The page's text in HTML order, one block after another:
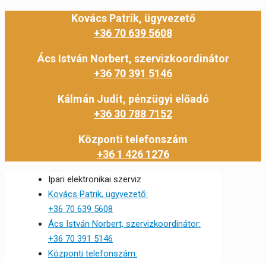
Kovács Patrik, ügyvezető
+36 70 639 5608
Ács István Norbert, szervizkoordinátor
+36 70 391 5146
Kálmán Judit, pénzügyi előadó
+36 30 788 7152
Központi telefonszám
+36 1 426 1276
Ipari elektronikai szerviz
Kovács Patrik, ügyvezető:
+36 70 639 5608
Ács István Norbert, szervizkoordinátor:
+36 70 391 5146
Központi telefonszám: